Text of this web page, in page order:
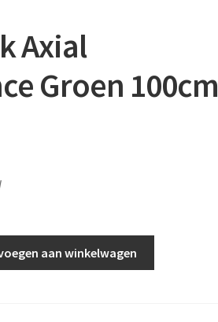
Axial
Groen 100cm
aan winkelwagen